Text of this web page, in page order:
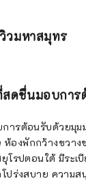
วมหาสมุทร
ดชื่นมอบกา
ารต้อนรับด้วยมุม
องพักกว้างขวาง
รปตอนใต้ มีระเบี
ปร่งสบาย ความส